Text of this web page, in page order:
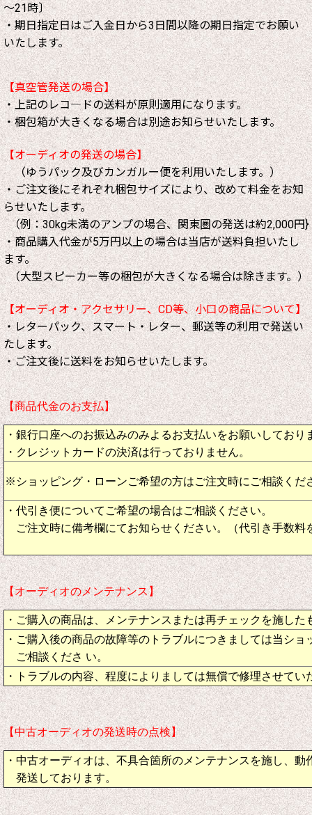
～21時〕
・期日指定日はご入金日から3日間以降の期日指定でお願い
いたします。
【真空管発送の場合】
・上記のレコ―ドの送料が原則適用になります。
・梱包箱が大きくなる場合は別途お知らせいたします。
【オーディオの発送の場合】
（ゆうパック及びカンガルー便を利用いたします。）
・ご注文後にそれぞれ梱包サイズにより、改めて料金をお知
らせいたします。
（例：30kg未満のアンプの場合、関東圏の発送は約2,000円}
・商品購入代金が5万円以上の場合は当店が送料負担いたし
ます。
（大型スピーカー等の梱包が大きくなる場合は除きます。）
【オーディオ・アクセサリー、CD等、小口の商品について】
・レターパック、スマート・レター、郵送等の利用で発送い
たします。
・ご注文後に送料をお知らせいたします。
【商品代金のお支払】
・銀行口座へのお振込みのみよるお支払いをお願いしており
・クレジットカードの決済は行っておりません。
※ショッピング・ローンご希望の方はご注文時にご相談くだ
・代引き便についてご希望の場合はご相談ください。
ご注文時に備考欄にてお知らせください。（代引き手数料
【オーディオのメンテナンス】
・ご購入の商品は、メンテナンスまたは再チェックを施し
・ご購入後の商品の故障等のトラブルにつきましては当ショ
ご相談くださ い。
・トラブルの内容、程度によりましては無償で修理させてい
【中古オーディオの発送時の点検】
・中古オーディオは、不具合箇所のメンテナンスを施し、動
発送しております。